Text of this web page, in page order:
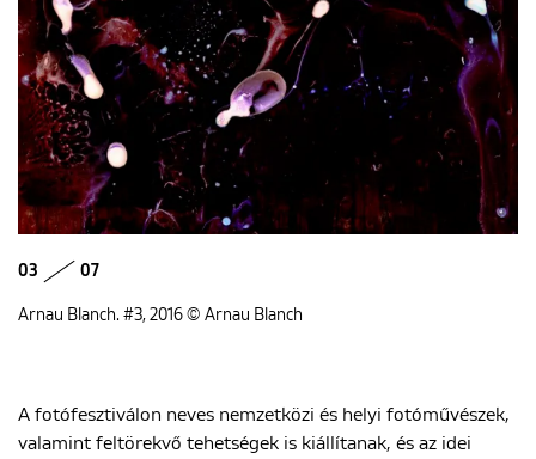
03 07
Arnau Blanch. #3, 2016 © Arnau Blanch
A fotófesztiválon neves nemzetközi és helyi fotóművészek,
valamint feltörekvő tehetségek is kiállítanak, és az idei